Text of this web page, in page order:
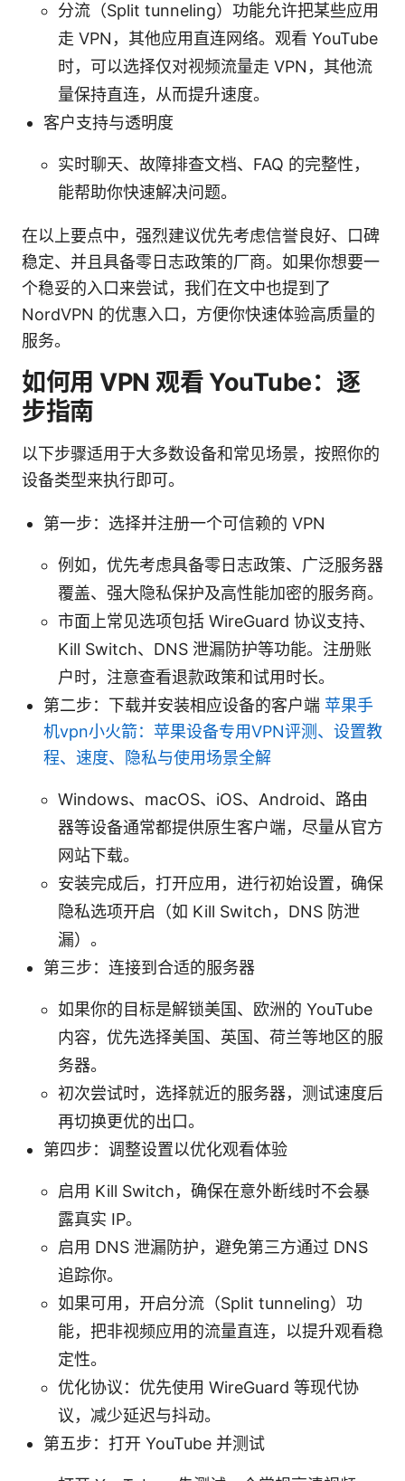
分流（Split tunneling）功能允许把某些应用
走 VPN，其他应用直连网络。观看 YouTube
时，可以选择仅对视频流量走 VPN，其他流
量保持直连，从而提升速度。
客户支持与透明度
实时聊天、故障排查文档、FAQ 的完整性，
能帮助你快速解决问题。
在以上要点中，强烈建议优先考虑信誉良好、口碑
稳定、并且具备零日志政策的厂商。如果你想要一
个稳妥的入口来尝试，我们在文中也提到了
NordVPN 的优惠入口，方便你快速体验高质量的
服务。
如何用 VPN 观看 YouTube：逐
步指南
以下步骤适用于大多数设备和常见场景，按照你的
设备类型来执行即可。
第一步：选择并注册一个可信赖的 VPN
例如，优先考虑具备零日志政策、广泛服务器
覆盖、强大隐私保护及高性能加密的服务商。
市面上常见选项包括 WireGuard 协议支持、
Kill Switch、DNS 泄漏防护等功能。注册账
户时，注意查看退款政策和试用时长。
第二步：下载并安装相应设备的客户端 苹果手
机vpn小火箭：苹果设备专用VPN评测、设置教
程、速度、隐私与使用场景全解
Windows、macOS、iOS、Android、路由
器等设备通常都提供原生客户端，尽量从官方
网站下载。
安装完成后，打开应用，进行初始设置，确保
隐私选项开启（如 Kill Switch，DNS 防泄
漏）。
第三步：连接到合适的服务器
如果你的目标是解锁美国、欧洲的 YouTube
内容，优先选择美国、英国、荷兰等地区的服
务器。
初次尝试时，选择就近的服务器，测试速度后
再切换更优的出口。
第四步：调整设置以优化观看体验
启用 Kill Switch，确保在意外断线时不会暴
露真实 IP。
启用 DNS 泄漏防护，避免第三方通过 DNS
追踪你。
如果可用，开启分流（Split tunneling）功
能，把非视频应用的流量直连，以提升观看稳
定性。
优化协议：优先使用 WireGuard 等现代协
议，减少延迟与抖动。
第五步：打开 YouTube 并测试